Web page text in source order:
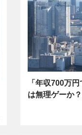
「年収700万
は無理ゲーか